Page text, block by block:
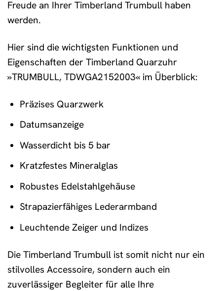
Freude an Ihrer Timberland Trumbull haben
werden.
Hier sind die wichtigsten Funktionen und
Eigenschaften der Timberland Quarzuhr
»TRUMBULL, TDWGA2152003« im Überblick:
Präzises Quarzwerk
Datumsanzeige
Wasserdicht bis 5 bar
Kratzfestes Mineralglas
Robustes Edelstahlgehäuse
Strapazierfähiges Lederarmband
Leuchtende Zeiger und Indizes
Die Timberland Trumbull ist somit nicht nur ein
stilvolles Accessoire, sondern auch ein
zuverlässiger Begleiter für alle Ihre